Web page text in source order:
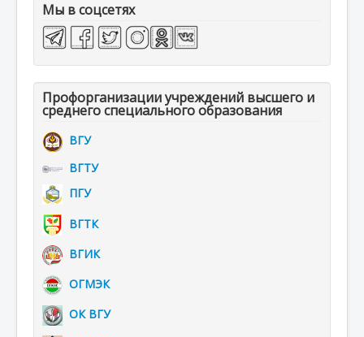
Мы в соцсетях
Профорганизации учреждений высшего и
среднего специального образования
ВГУ
ВГТУ
ПГУ
ВГТК
ВГИК
ОГМЭК
ОК ВГУ